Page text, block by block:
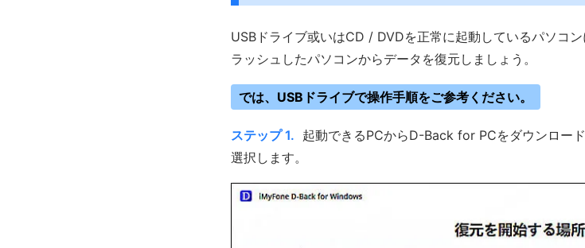
USBドライブ或いはCD / DVDを正常に起動しているパソコ
ラッシュしたパソコンからデータを復元しましょう。
では、USBドライブで操作手順をご参考ください。
ステップ 1. 起動できるPCからD-Back for PCをダウンロー
選択します。